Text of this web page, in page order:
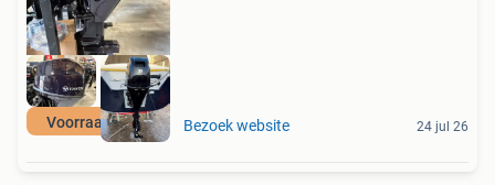
Voorraad actie Bezoek website 24 jul 26